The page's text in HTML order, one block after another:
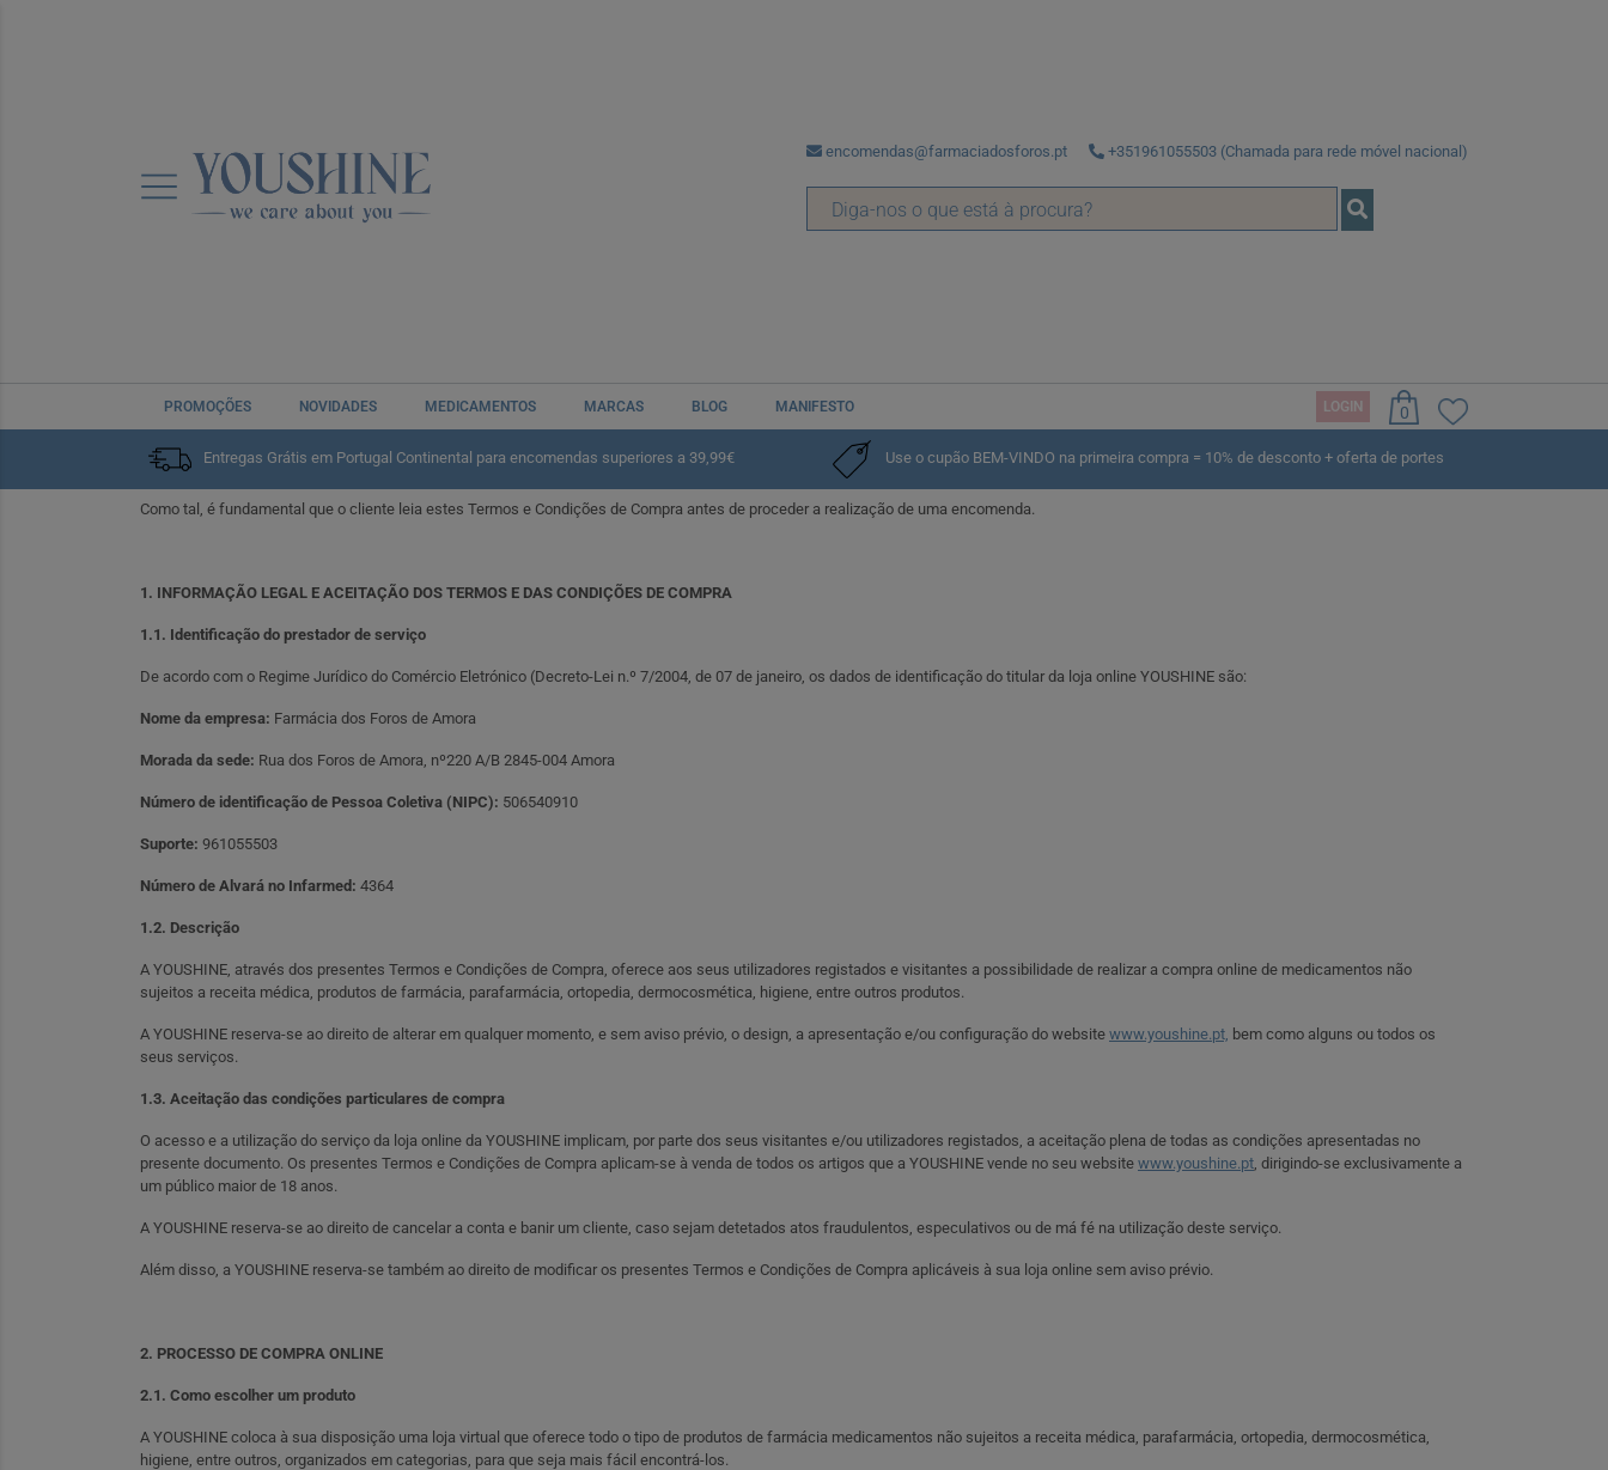
encomendas@farmaciadosforos.pt +351961055503 (Chamada para rede móvel nacional)
PROMOÇÕES NOVIDADES MEDICAMENTOS MARCAS BLOG MANIFESTO LOGIN 0
Entregas Grátis em Portugal Continental para encomendas superiores a 39,99€ Use o cupão BEM-VINDO na primeira compra = 10% de desconto + oferta de portes
Pedimos o favor que leia os presentes Termos e Condições de Compra antes utilizar o nosso websitewww.youshine.pt
A utilização dos nossos serviços na loja online YOUSHINE por parte do cliente pressupõe, em qualquer caso, a aceitação dos Termos e Condições de Compra na versão publicada pela YOUSHINE
no momento da compra.
Como tal, é fundamental que o cliente leia estes Termos e Condições de Compra antes de proceder a realização de uma encomenda.
1. INFORMAÇÃO LEGAL E ACEITAÇÃO DOS TERMOS E DAS CONDIÇÕES DE COMPRA
1.1. Identificação do prestador de serviço
De acordo com o Regime Jurídico do Comércio Eletrónico (Decreto-Lei n.º 7/2004, de 07 de janeiro, os dados de identificação do titular da loja online YOUSHINE são:
Nome da empresa: Farmácia dos Foros de Amora
Morada da sede: Rua dos Foros de Amora, nº220 A/B 2845-004 Amora
Número de identificação de Pessoa Coletiva (NIPC): 506540910
Suporte: 961055503
Número de Alvará no Infarmed: 4364
1.2. Descrição
A YOUSHINE, através dos presentes Termos e Condições de Compra, oferece aos seus utilizadores registados e visitantes a possibilidade de realizar a compra online de medicamentos não
sujeitos a receita médica, produtos de farmácia, parafarmácia, ortopedia, dermocosmética, higiene, entre outros produtos.
A YOUSHINE reserva-se ao direito de alterar em qualquer momento, e sem aviso prévio, o design, a apresentação e/ou configuração do website www.youshine.pt, bem como alguns ou todos os
seus serviços.
1.3. Aceitação das condições particulares de compra
O acesso e a utilização do serviço da loja online da YOUSHINE implicam, por parte dos seus visitantes e/ou utilizadores registados, a aceitação plena de todas as condições apresentadas no
presente documento. Os presentes Termos e Condições de Compra aplicam-se à venda de todos os artigos que a YOUSHINE vende no seu website www.youshine.pt, dirigindo-se exclusivamente a
um público maior de 18 anos.
A YOUSHINE reserva-se ao direito de cancelar a conta e banir um cliente, caso sejam detetados atos fraudulentos, especulativos ou de má fé na utilização deste serviço.
Além disso, a YOUSHINE reserva-se também ao direito de modificar os presentes Termos e Condições de Compra aplicáveis à sua loja online sem aviso prévio.
2. PROCESSO DE COMPRA ONLINE
2.1. Como escolher um produto
A YOUSHINE coloca à sua disposição uma loja virtual que oferece todo o tipo de produtos de farmácia medicamentos não sujeitos a receita médica, parafarmácia, ortopedia, dermocosmética,
higiene, entre outros, organizados em categorias, para que seja mais fácil encontrá-los.